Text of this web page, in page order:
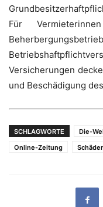
Für
Versicherungen
und Beschädigung
SCHLAGWORTE Die-
Online-Zeitung